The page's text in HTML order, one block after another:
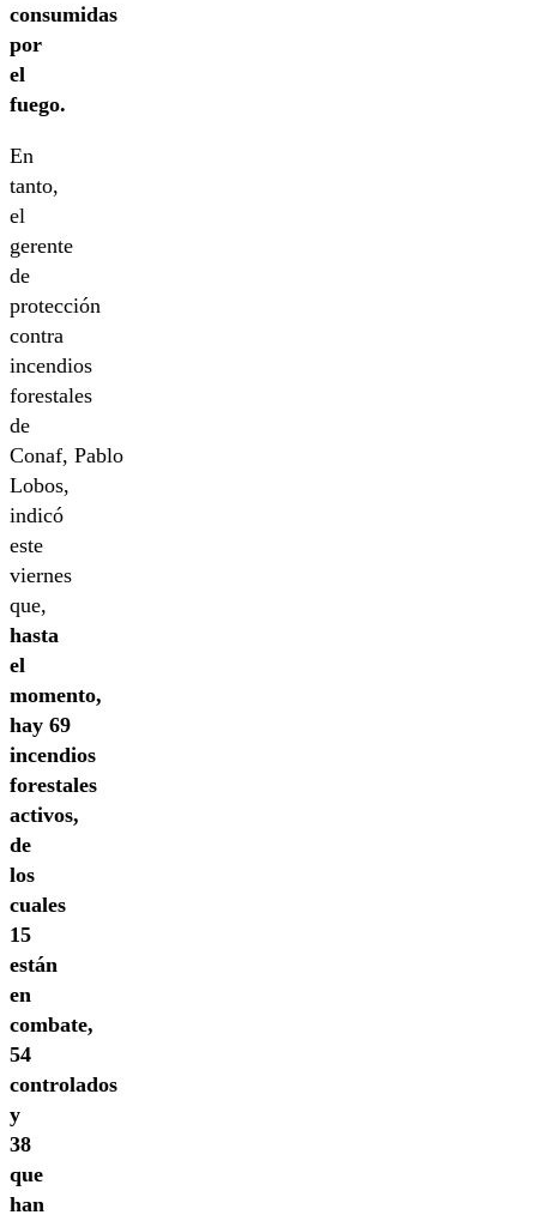
consumidas
por
el
fuego.
En
tanto,
el
gerente
de
protección
contra
incendios
forestales
de
Conaf, Pablo
Lobos,
indicó
este
viernes
que,
hasta
el
momento,
hay 69
incendios
forestales
activos,
de
los
cuales
15
están
en
combate,
54
controlados
y
38
que
han